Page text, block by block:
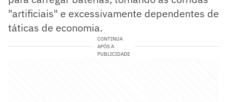
"artificiais" e excessivamente dependentes de
táticas de economia.
CONTINUA
APÓS A
PUBLICIDADE